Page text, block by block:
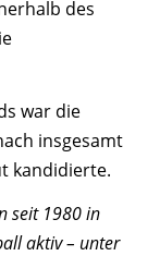
des
war die
insgesamt
kandidierte.
seit 1980 in
aktiv – unter